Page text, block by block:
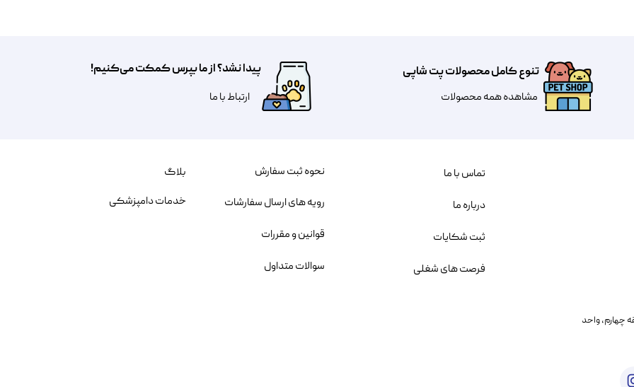
تنوع کامل محصولات پت شاپی
مشاهده همه محصولات
پیدا نشد؟ از ما بپرس کمکت می‌کنیم!
​​​ارتباط با ما
خیابان بنی هاشم پلاک ۲۰۲ ، طبقه چهارم، واحد
نحوه ثبت سفارش
رویه های ارسال سفارشات
قوانین و مقررات
سوالات متداول
تماس با ما
درباره ما
ثبت شکایات
فرصت های شغلی
بلاگ
خدمات دامپزشکی